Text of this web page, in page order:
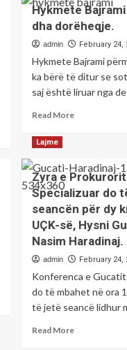
persona
kanë
vdekur,
24
orët
e
Hykmete
dha dorëheqje.
admin February 24,
Hykmete Bajrami
ka bërë të ditur se
saj është liruar nga
Read MoreRead
Bajrami
tregon
pse
dha
dorëheqje.
Lajme
Zyra e
Specializuar do
seancën për dy
UÇK-së, Hysni
Nasim Haradinaj.
admin February 24,
Konferenca e
do të mbahet në ora
të jetë seancë lidhur
Read MoreRead